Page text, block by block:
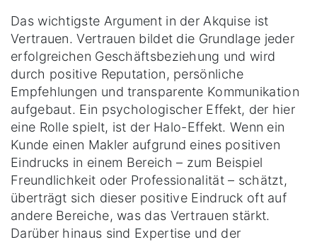
Das wichtigste Argument in der Akquise ist
Vertrauen. Vertrauen bildet die Grundlage jeder
erfolgreichen Geschäftsbeziehung und wird
durch positive Reputation, persönliche
Empfehlungen und transparente Kommunikation
aufgebaut. Ein psychologischer Effekt, der hier
eine Rolle spielt, ist der Halo-Effekt. Wenn ein
Kunde einen Makler aufgrund eines positiven
Eindrucks in einem Bereich – zum Beispiel
Freundlichkeit oder Professionalität – schätzt,
überträgt sich dieser positive Eindruck oft auf
andere Bereiche, was das Vertrauen stärkt.
Darüber hinaus sind Expertise und der